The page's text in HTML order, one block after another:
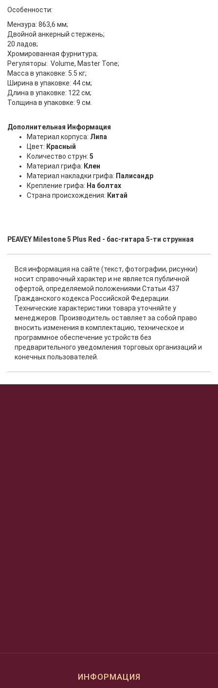
Особенности:
Мензура: 863,6 мм;
Двойной анкерный стержень;
20 ладов;
Хромированная фурнитура;
Регуляторы: Volume, Master Tone;
Масса в упаковке: 5.5 кг;
Ширина в упаковке: 44 см;
Длина в упаковке: 122 см;
Толщина в упаковке: 9 см.
Дополнительная Информация
Материал корпуса: Липа
Цвет: Красный
Количество струн: 5
Материал грифа: Клен
Материал накладки грифа: Палисандр
Крепление грифа: На болтах
Страна происхождения: Китай
PEAVEY Milestone 5 Plus Red - бас-гитара 5-ти струнная
Вся информация на сайте (текст, фотографии, рисунки)
носит справочный характер и не является публичной
офертой, определяемой положениями Статьи 437
Гражданского кодекса Российской Федерации.
Технические характеристики товара уточняйте у
менеджеров. Производитель оставляет за собой право
вносить изменения в комплектацию, техническое и
программное обеспечение устройств без
предварительного уведомления торговых организаций и
конечных пользователей.
ИНФОРМАЦИЯ